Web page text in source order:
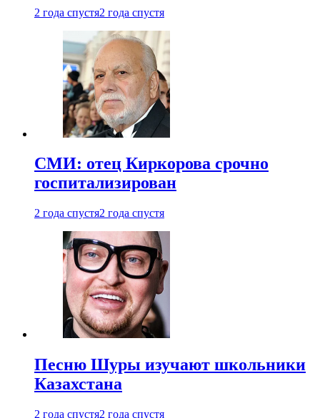
2 года спустя2 года спустя
СМИ: отец Киркорова срочно
госпитализирован
2 года спустя2 года спустя
Песню Шуры изучают школьники
Казахстана
2 года спустя2 года спустя